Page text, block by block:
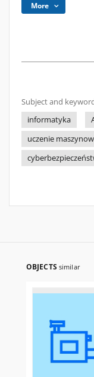
More
Subject and
informatyka
uczenie
OBJECTS similar